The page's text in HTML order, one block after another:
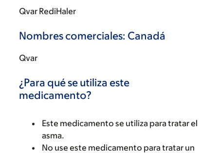
Qvar RediHaler
Nombres comerciales: Canadá
Qvar
¿Para qué se utiliza este
medicamento?
Este medicamento se utiliza para tratar el
asma.
No use este medicamento para tratar un